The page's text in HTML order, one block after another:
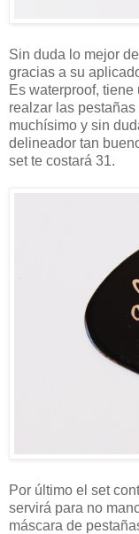
Sin duda lo mejor
gracias a su
Es waterproof,
realzar las
muchísimo y sin
delineador tan
set te costará 31.
Por último el set
servirá para no
máscara de